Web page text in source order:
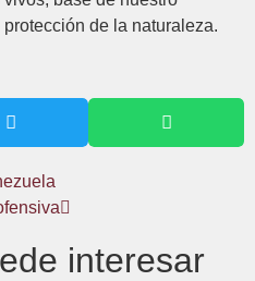
de la naturaleza.
interesar